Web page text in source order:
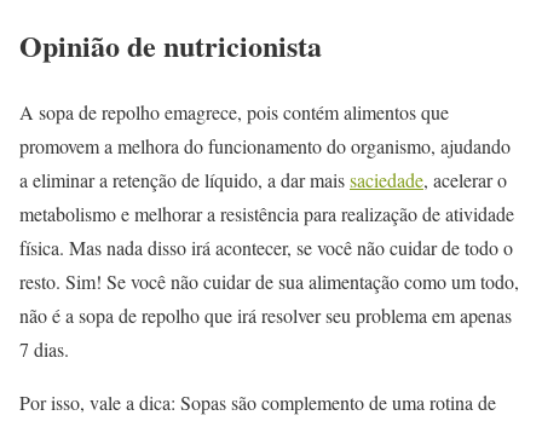
Opinião de nutricionista
A sopa de repolho emagrece, pois contém alimentos que
promovem a melhora do funcionamento do organismo, ajudando
a eliminar a retenção de líquido, a dar maissaciedade, acelerar o
metabolismo e melhorar a resistência para realização de atividade
física. Mas nada disso irá acontecer, se você não cuidar de todo o
resto. Sim! Se você não cuidar de sua alimentação como um todo,
não é a sopa de repolho que irá resolver seu problema em apenas
7 dias.
Por isso, vale a dica: Sopas são complemento de uma rotina de